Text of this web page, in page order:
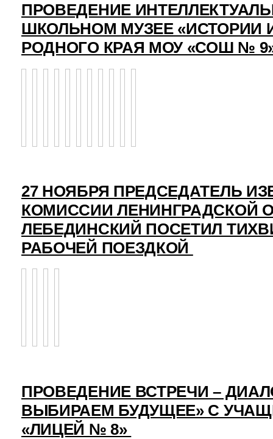
ПРОВЕДЕНИЕ
ШКОЛЬНОМ МУЗЕЕ «ИСТОРИИ
РОДНОГО КРАЯ МОУ «СОШ №
27 НОЯБРЯ ПРЕДСЕДАТЕЛЬ
КОМИССИИ ЛЕНИНГРАДСКОЙ
ЛЕБЕДИНСКИЙ ПОСЕТИЛ
РАБОЧЕЙ ПОЕЗДКОЙ
ПРОВЕДЕНИЕ ВСТРЕЧИ –
ВЫБИРАЕМ БУДУЩЕЕ» С
«ЛИЦЕЙ № 8»